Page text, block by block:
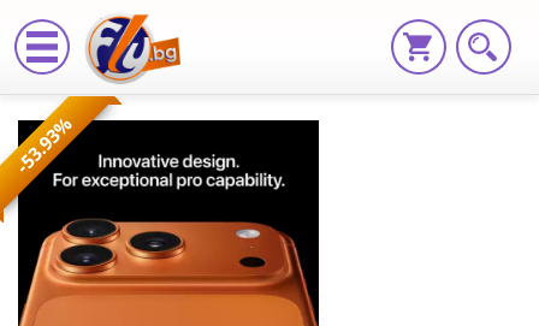
Мобилен
телефон
Apple
iPhone
17
-53.93%